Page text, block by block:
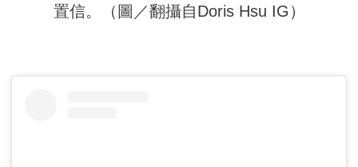
置信。（圖／翻攝自Doris Hsu IG）